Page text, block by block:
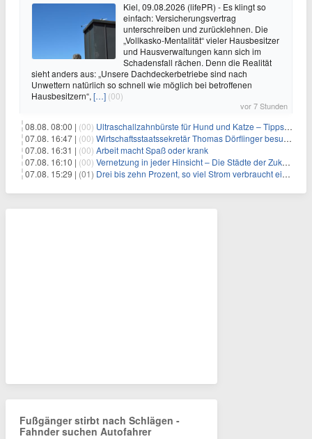
Kiel, 09.08.2026 (lifePR) - Es klingt so
einfach: Versicherungsvertrag
unterschreiben und zurücklehnen. Die
„Vollkasko-Mentalität“ vieler Hausbesitzer
und Hausverwaltungen kann sich im
Schadensfall rächen. Denn die Realität
sieht anders aus: „Unsere Dachdeckerbetriebe sind nach
Unwettern natürlich so schnell wie möglich bei betroffenen
Hausbesitzern“, […] (00)
vor 7 Stunden
08.08. 08:00 | (00) Ultraschallzahnbürste für Hund und Katze – Tipps zur erfolgreichen Eingewöhnung
07.08. 16:47 | (00) Wirtschaftsstaatssekretär Thomas Dörflinger besucht Handwerksbetrieb im Kammerbezirk Freiburg
07.08. 16:31 | (00) Arbeit macht Spaß oder krank
07.08. 16:10 | (00) Vernetzung in jeder Hinsicht – Die Städte der Zukunft sind grün-blau
07.08. 15:29 | (01) Drei bis zehn Prozent, so viel Strom verbraucht ein Aufzug im Gebäude
Fußgänger stirbt nach Schlägen -
Fahnder suchen Autofahrer